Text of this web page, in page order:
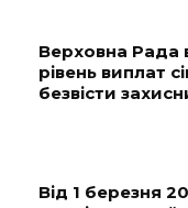
Верховна Рада
рівень виплат
безвісти
Від 1 березня